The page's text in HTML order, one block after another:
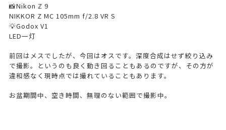
📸Nikon ℤ 9
NIKKOR Z MC 105mm f/2.8 VR S
💡Godox V1
LED一灯
前回はメスでしたが、今回はオスです。深度合成はせず絞り込み
で撮影。というのも良く動き回ることもあるのですが、その方が
違和感なく現時点では撮れていることもあります。
お盆期間中、空き時間、無理のない範囲で撮影中。